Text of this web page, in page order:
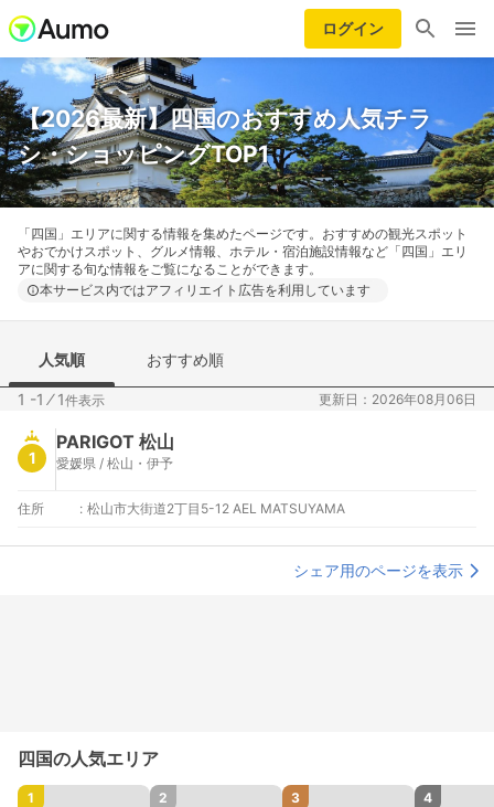
ログイン
【2026最新】四国のおすすめ人気チラ
シ・ショッピングTOP1
「四国」エリアに関する情報を集めたページです。おすすめの観光スポット
やおでかけスポット、グルメ情報、ホテル・宿泊施設情報など「四国」エリ
アに関する旬な情報をご覧になることができます。
本サービス内ではアフィリエイト広告を利用しています
人気順 おすすめ順
1 -1 ⁄1件表示 更新日：2026年08月06日
1
PARIGOT 松山
愛媛県 / 松山・伊予
住所 : 松山市大街道2丁目5-12 AEL MATSUYAMA
シェア用のページを表示
四国の人気エリア
1 2 3 4